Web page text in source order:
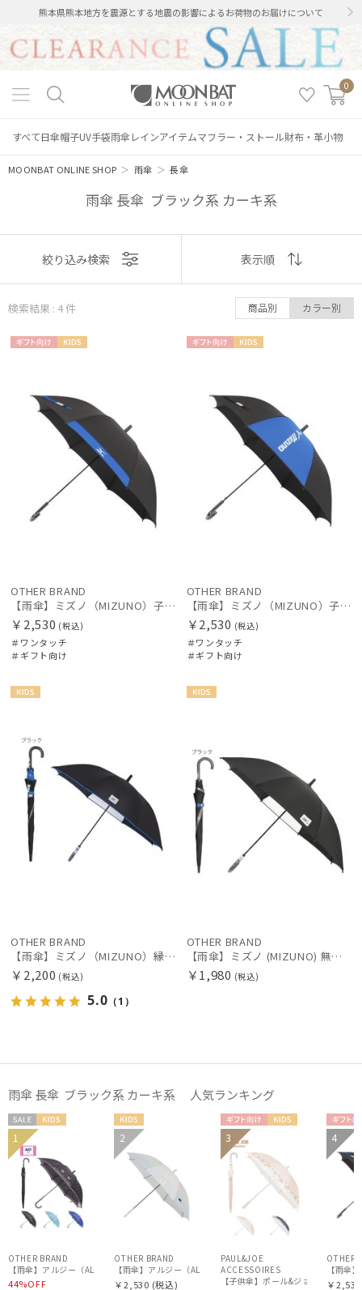
熊本県熊本地方を震源とする地震の影響によるお荷物のお届けについて
0
すべて日傘帽子UV手袋雨傘 レインアイテムマフラー・ストール財布・革小物
MOONBAT ONLINE SHOP ＞雨傘 ＞長傘
雨傘 長傘 ブラック系 カーキ系
絞り込み
レディース
カテゴリー
ブランド
マフラー・ストール・スカーフ
帽子
手袋・アームカバー
その他
カラー
価格・割引率
販売状況
入荷状況
表示
おすすめ
価格の低い
人気順
売上点数順
絞り込み検索 表示順
検索結果 : 4件 商品別 カラー別
OTHER BRAND
【雨傘】ミズノ（MIZUNO）子供用通学雨傘 1小間切継ぎ ボタンジャンプ
￥2,530 (税込)
＃ワンタッチ
＃ギフト向け
OTHER BRAND
【雨傘】ミズノ（MIZUNO）子供用通学雨傘 コンビ×ビッグロゴ ボタンジャンプ
￥2,530 (税込)
＃ワンタッチ
＃ギフト向け
OTHER BRAND
【雨傘】ミズノ（MIZUNO）縁ライン ロゴ キッズ長傘 ボーイズ UV加工 耐風傘 ジャンプ式
￥2,200 (税込)
5.0 （1）
OTHER BRAND
【雨傘】ミズノ (MIZUNO) 無地 ワンポイントロゴ 長傘 【公式ムーンバット】 キッズ 子供用 晴雨兼用 耐風傘 ジャンプ式 UV 55cmは窓付き
￥1,980 (税込)
雨傘 長傘 ブラック系 カーキ系 人気ランキング
セー
ル
KIDS
1
OTHER BRAND
【雨傘】アルジー（ALGY）ドット 長傘 【公式ムーンバット】 キッズ 子供傘 55cm 58cm
44%OFF
KIDS
2
OTHER BRAND
【雨傘】アルジー（ALGY）子供用通学雨傘 グラデーション
￥2,530 (税込)
ギフト
向け
3
PAUL&JOE
ACCESSOIRES
【子供傘】ポール&ジョー（PAUL
ギフト
向け
4
OTHER
【雨傘
￥2,530